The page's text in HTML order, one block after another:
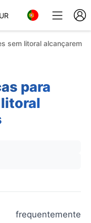
sem litoral alcançarem
para